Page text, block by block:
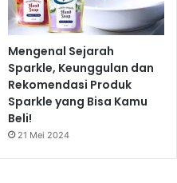
Mengenal Sejarah
Sparkle, Keunggulan dan
Rekomendasi Produk
Sparkle yang Bisa Kamu
Beli!
21 Mei 2024